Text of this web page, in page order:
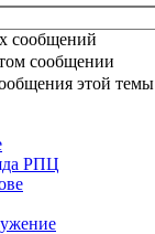
сообщении
этой темы
РПЦ